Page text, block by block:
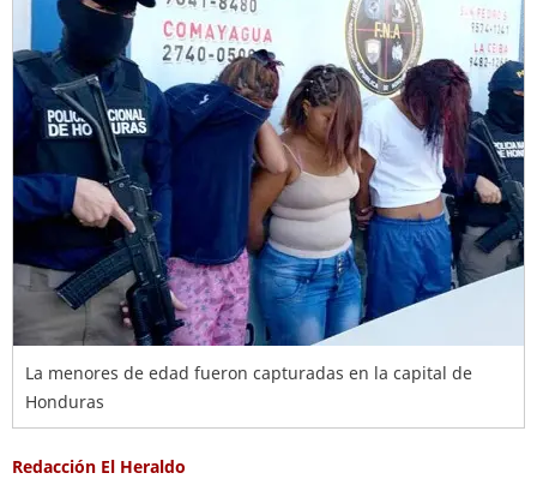
La menores de edad fueron capturadas en la capital de
Honduras
Redacción El Heraldo